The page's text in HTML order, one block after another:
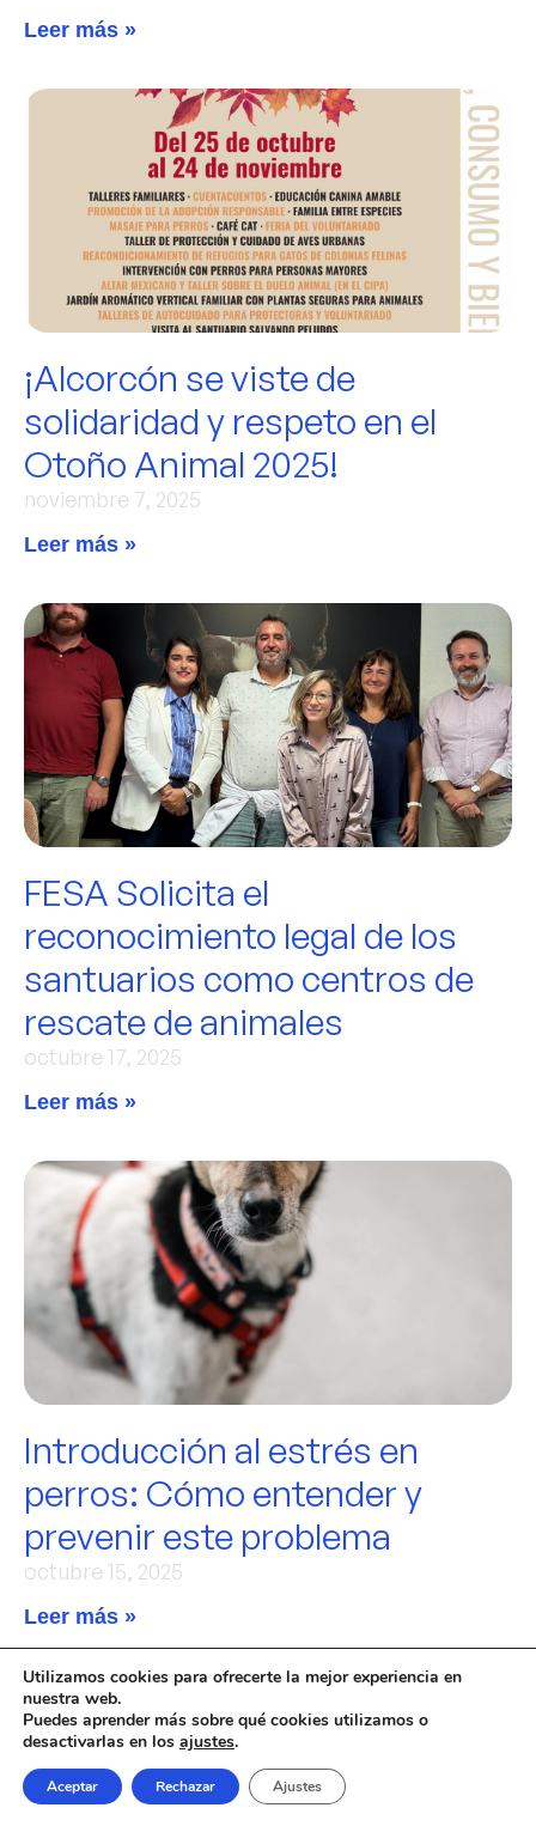
Leer más »
¡Alcorcón se viste de
solidaridad y respeto en el
Otoño Animal 2025!
noviembre 7, 2025
Leer más »
FESA Solicita el
reconocimiento legal de los
santuarios como centros de
rescate de animales
octubre 17, 2025
Leer más »
Introducción al estrés en
perros: Cómo entender y
prevenir este problema
octubre 15, 2025
Leer más »
Utilizamos cookies para ofrecerte la mejor experiencia en
nuestra web.
Puedes aprender más sobre qué cookies utilizamos o
desactivarlas en los ajustes.
Aceptar Rechazar Ajustes